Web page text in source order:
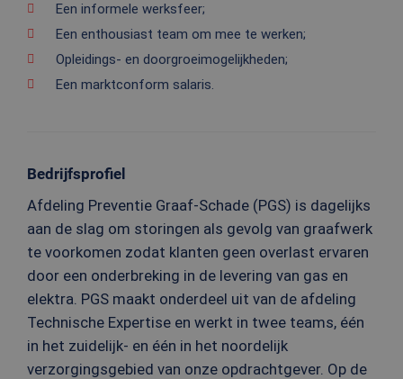
Een informele werksfeer;
Een enthousiast team om mee te werken;
Opleidings- en doorgroeimogelijkheden;
Een marktconform salaris.
Bedrijfsprofiel
Afdeling Preventie Graaf-Schade (PGS) is dagelijks
aan de slag om storingen als gevolg van graafwerk
te voorkomen zodat klanten geen overlast ervaren
door een onderbreking in de levering van gas en
elektra. PGS maakt onderdeel uit van de afdeling
Technische Expertise en werkt in twee teams, één
in het zuidelijk- en één in het noordelijk
verzorgingsgebied van onze opdrachtgever. Op de